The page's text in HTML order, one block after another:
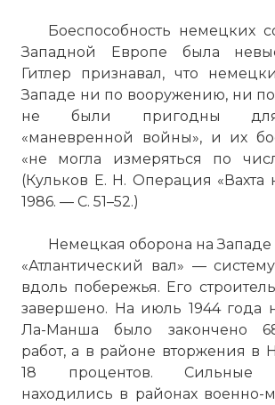
Боеспособность немецких
Западной Европе была
Гитлер признавал, что
Западе ни по вооружению, ни
не были пригодны
«маневренной войны», и их
«не могла измеряться по
(Кульков Е. Н. Операция «Вахта
1986. — С. 51–52.)
Немецкая оборона на Западе
«Атлантический вал» —
вдоль побережья. Его
завершено. На июль 1944 года
Ла-Манша было закончено
работ, а в районе вторжения
18 процентов. Сильные
находились в районах военно-
Крейсерский танк Mk.VI
(англ. Tank Cruiser Mk.VI
англ. crusader —
британский средний
периода Второй мировой
C конца 30-х годов
доктрина предусматривала
двух основных типов танков:
тяжелобронированого танка
Незадолго до второй
компании Nuffield
предлагают принять участие в
разработке крейсерского
Covenanter A13 Mk.III -
отказывается и
разработке своей
A15 Crusader. Множество